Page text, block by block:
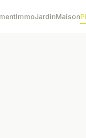
ImmoJardinMaison